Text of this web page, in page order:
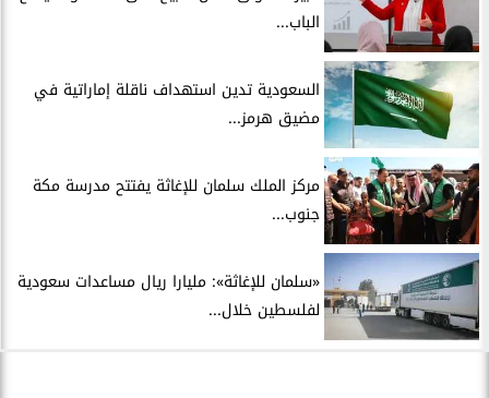
الباب...
السعودية تدين استهداف ناقلة إماراتية في
مضيق هرمز...
مركز الملك سلمان للإغاثة يفتتح مدرسة مكة
جنوب...
«سلمان للإغاثة»: مليارا ريال مساعدات سعودية
لفلسطين خلال...